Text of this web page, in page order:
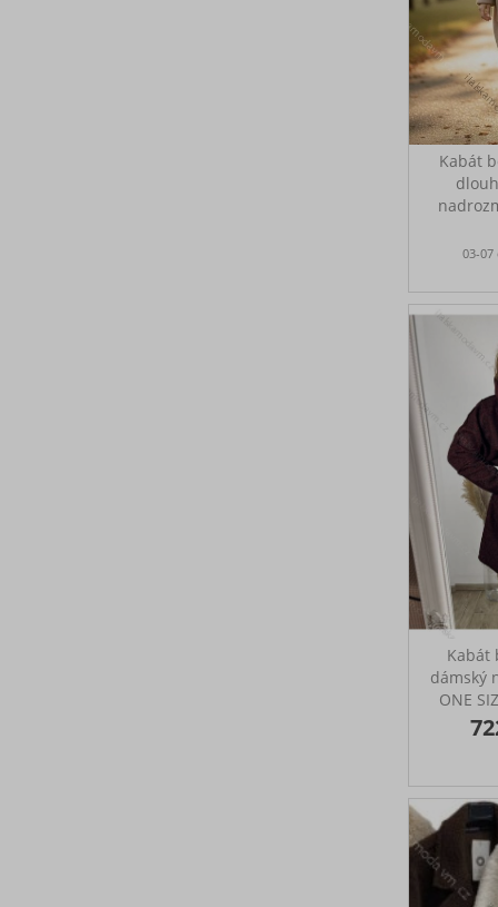
Kabát
03-
Kabát
dámský
ONE
Kabát
na
boky: